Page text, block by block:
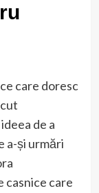
care doresc
de a
a-și urmări
care